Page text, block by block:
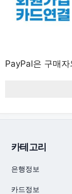
PayPal은 구매
카테고리
은행정보
카드정보